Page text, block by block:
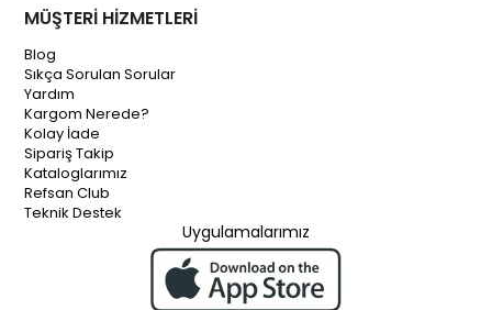
MÜŞTERİ HİZMETLERİ
Blog
Sıkça Sorulan Sorular
Yardım
Kargom Nerede?
Kolay İade
Sipariş Takip
Kataloglarımız
Refsan Club
Teknik Destek
Uygulamalarımız